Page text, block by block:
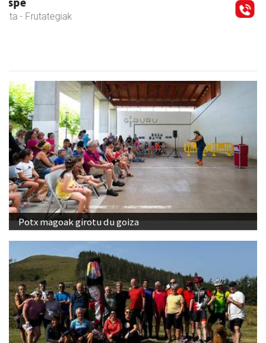
Urnieta - Udaletxeak
Potx magoak girotu du goiza